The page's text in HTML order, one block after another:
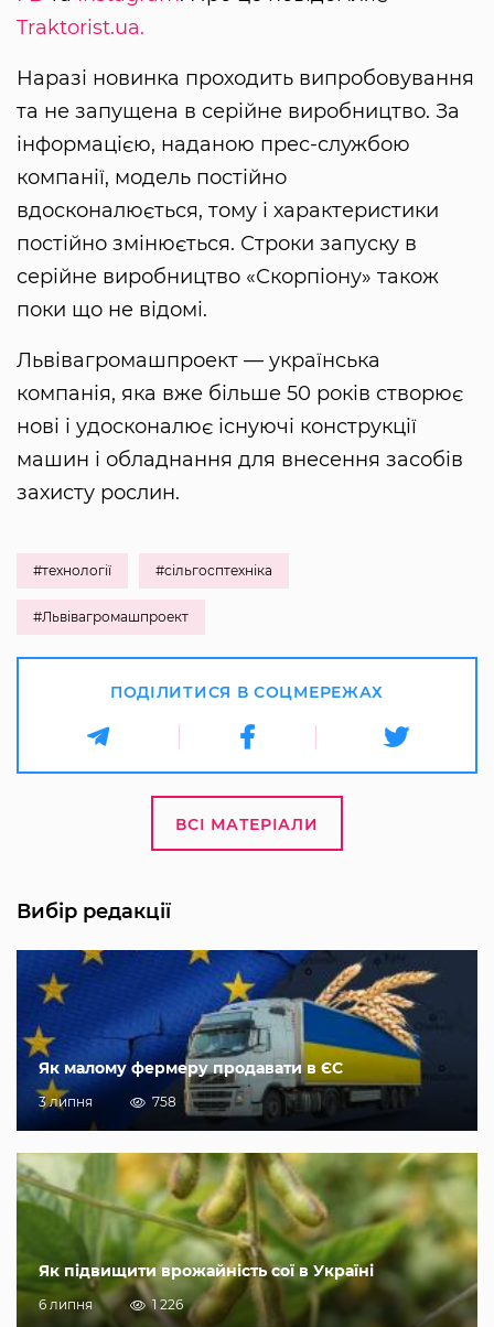
Traktorist.ua.
Наразі новинка проходить випробовування
та не запущена в серійне виробництво. За
інформацією, наданою прес-службою
компанії, модель постійно
вдосконалюється, тому і характеристики
постійно змінюється. Строки запуску в
серійне виробництво «Скорпіону» також
поки що не відомі.
Львівагромашпроект — українська
компанія, яка вже більше 50 років створює
нові і удосконалює існуючі конструкції
машин і обладнання для внесення засобів
захисту рослин.
#технології #сільгосптехніка
#Львівагромашпроект
ПОДІЛИТИСЯ В СОЦМЕРЕЖАХ
ВСІ МАТЕРІАЛИ
Вибір редакції
Як малому фермеру продавати в ЄС
3 липня 758
Як підвищити врожайність сої в Україні
6 липня 1 226